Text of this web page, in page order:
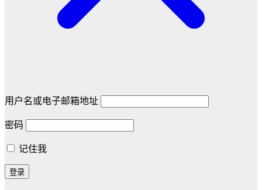
用户名或电子邮箱地址
密码
记住我